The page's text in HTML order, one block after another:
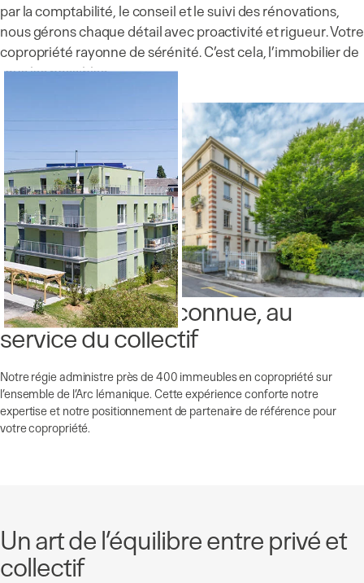
par la comptabilité, le conseil et le suivi des rénovations,
nous gérons chaque détail avec proactivité et rigueur. Votre
copropriété rayonne de sérénité. C’est cela, l’immobilier de
tous les possibles.
Une expertise reconnue, au
service du collectif
Notre régie administre près de 400 immeubles en copropriété sur
l’ensemble de l’Arc lémanique. Cette expérience conforte notre
expertise et notre positionnement de partenaire de référence pour
votre copropriété.
Un art de l’équilibre entre privé et
collectif